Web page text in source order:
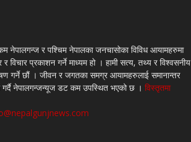
नेपालगन्ज र पश्चिम नेपालका जनचासोका विविध आयामहरुमा
र विचार प्रकाशन गर्ने माध्यम हो । हामी सत्य, तथ्य र विश्वसनीय
गर्ने छौं । जीवन र जगतका समग्र आयामहरुलाई समानान्तर
गर्दै नेपालगन्जन्यूज डट कम उपस्थित भएको छ । विस्तृतमा